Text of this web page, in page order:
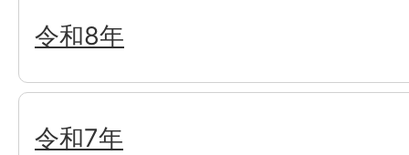
令和8年
令和7年